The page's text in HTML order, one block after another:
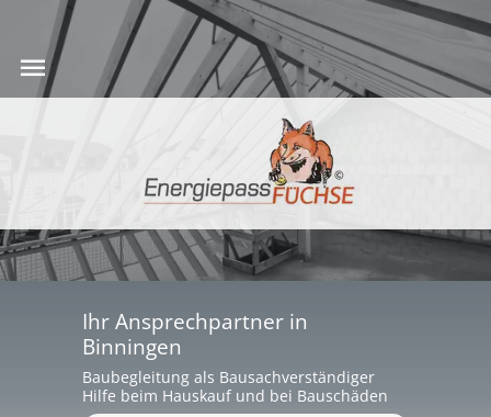
Ihr Ansprechpartner in
Binningen
Baubegleitung als Bausachverständiger
Hilfe beim Hauskauf und bei Bauschäden